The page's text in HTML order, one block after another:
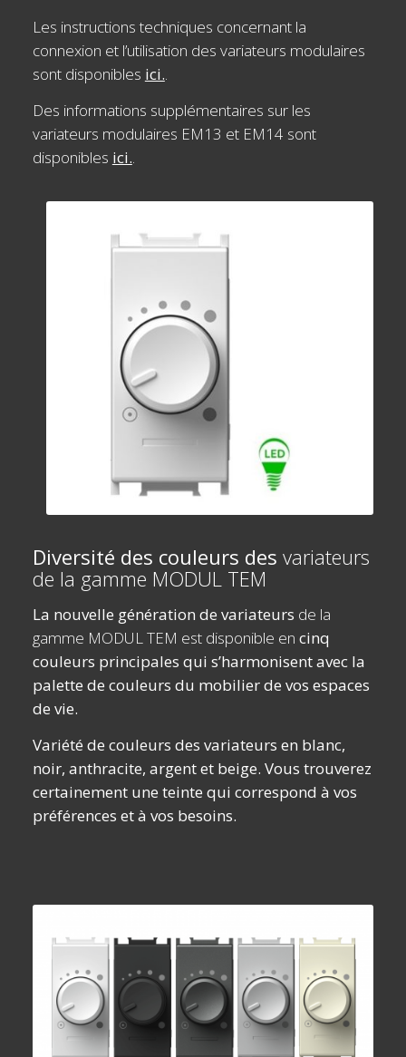
Les instructions techniques concernant la
connexion et l’utilisation des variateurs modulaires
sont disponibles ici..
Des informations supplémentaires sur les
variateurs modulaires EM13 et EM14 sont
disponibles ici..
Diversité des couleurs des variateurs
de la gamme MODUL TEM
La nouvelle génération de variateurs de la
gamme MODUL TEM est disponible en cinq
couleurs principales qui s’harmonisent avec la
palette de couleurs du mobilier de vos espaces
de vie.
Variété de couleurs des variateurs en blanc,
noir, anthracite, argent et beige. Vous trouverez
certainement une teinte qui correspond à vos
préférences et à vos besoins.